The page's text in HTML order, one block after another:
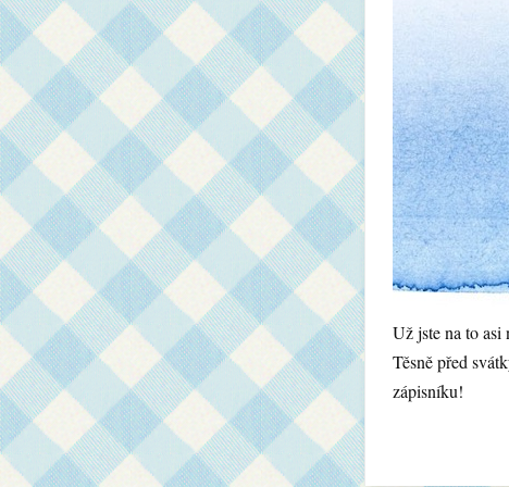
Už jste na to
Těsně před
zápisníku!